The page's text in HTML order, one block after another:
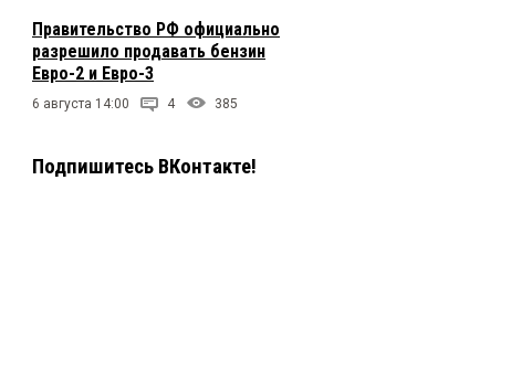
Правительство РФ официально
разрешило продавать бензин
Евро-2 и Евро-3
6 августа 14:00 4 385
Подпишитесь ВКонтакте!